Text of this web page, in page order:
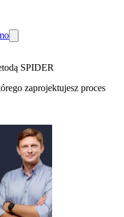
SPIDER
zaprojektujesz proces